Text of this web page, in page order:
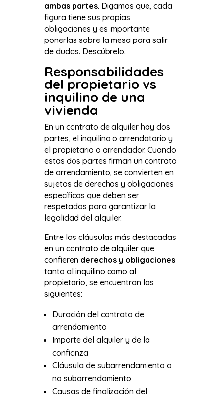
ambas partes. Digamos que, cada
figura tiene sus propias
obligaciones y es importante
ponerlas sobre la mesa para salir
de dudas. Descúbrelo.
Responsabilidades
del propietario vs
inquilino de una
vivienda
En un contrato de alquiler hay dos
partes, el inquilino o arrendatario y
el propietario o arrendador. Cuando
estas dos partes firman un contrato
de arrendamiento, se convierten en
sujetos de derechos y obligaciones
específicas que deben ser
respetados para garantizar la
legalidad del alquiler.
Entre las cláusulas más destacadas
en un contrato de alquiler que
confieren derechos y obligaciones
tanto al inquilino como al
propietario, se encuentran las
siguientes:
Duración del contrato de
arrendamiento
Importe del alquiler y de la
confianza
Cláusula de subarrendamiento o
no subarrendamiento
Causas de finalización del